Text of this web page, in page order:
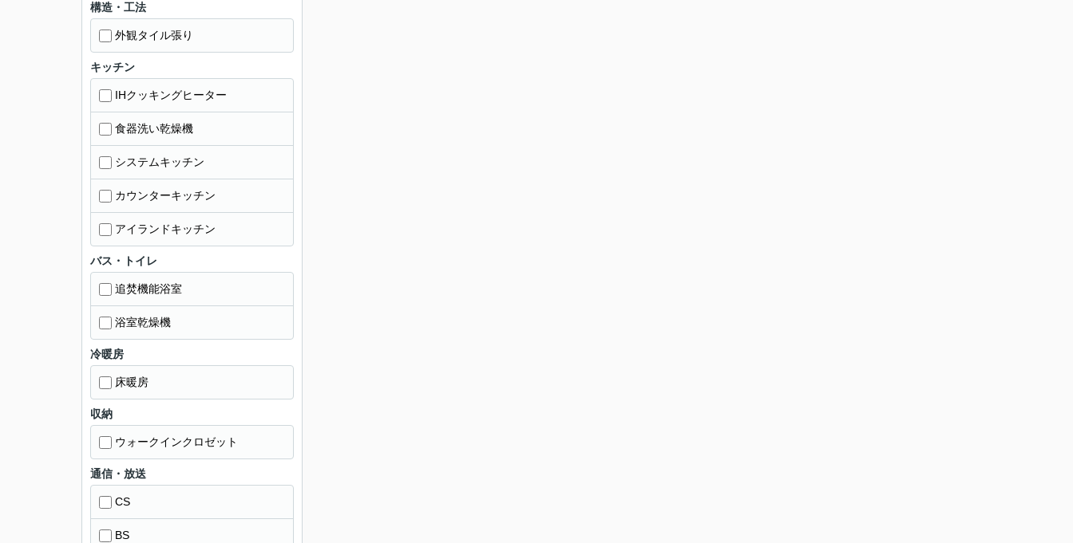
構造・工法
外観タイル張り
キッチン
IHクッキングヒーター
食器洗い乾燥機
システムキッチン
カウンターキッチン
アイランドキッチン
バス・トイレ
追焚機能浴室
浴室乾燥機
冷暖房
床暖房
収納
ウォークインクロゼット
通信・放送
CS
BS